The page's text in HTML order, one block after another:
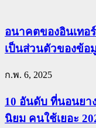
อนาคตของอินเทอ
เป็นส่วนตัวของข้อ
ก.พ. 6, 2025
10 อันดับ ที่นอนย
นิยม คนใช้เยอะ